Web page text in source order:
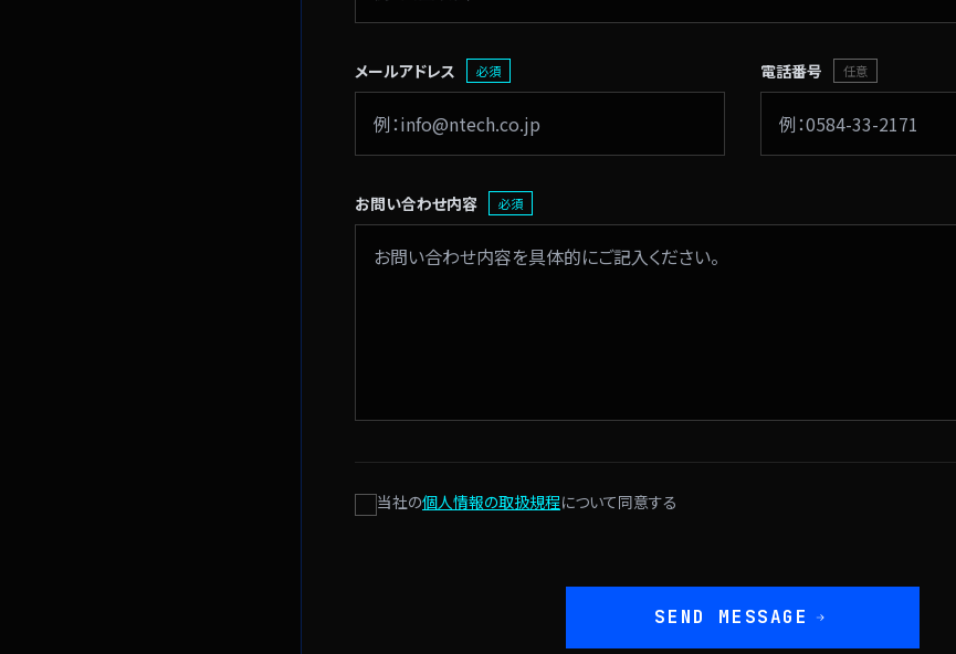
メールアドレス 必須 電話番号 任意
お問い合わせ内容 必須
当社の個人情報の取扱規程について同意する
SEND MESSAGE